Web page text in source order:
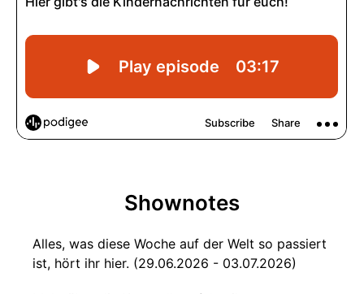
Shownotes
Alles, was diese Woche auf der Welt so passiert
ist, hört ihr hier. (29.06.2026 - 03.07.2026)